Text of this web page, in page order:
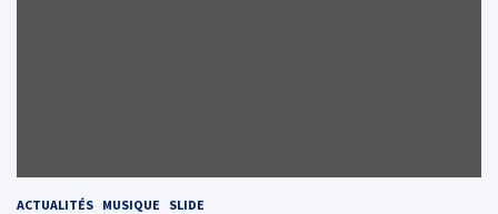
ACTUALITÉS MUSIQUE SLIDE